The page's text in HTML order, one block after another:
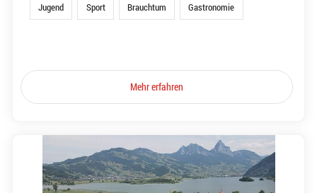
Jugend Sport Brauchtum Gastronomie
Mehr erfahren